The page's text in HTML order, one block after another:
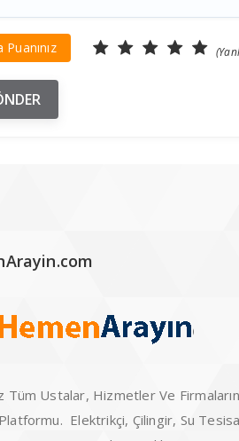
Puanınız
Tüm Ustalar, Hizmetler Ve Firmaların
Elektrikçi, Çilingir, Su